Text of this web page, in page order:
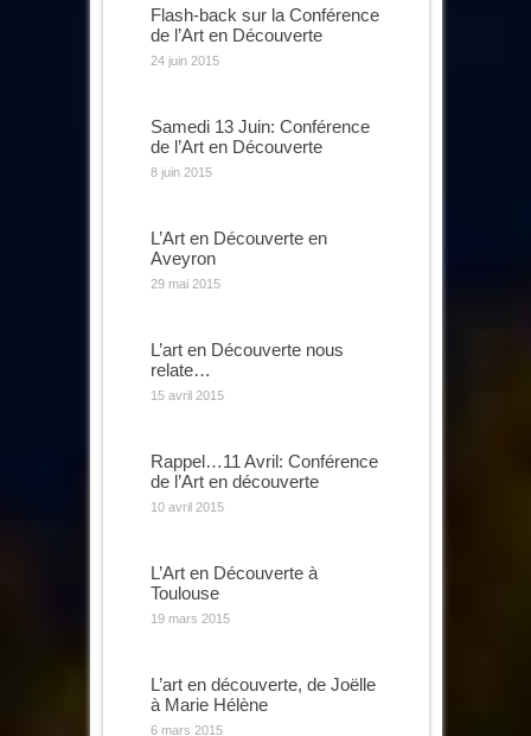
Flash-back sur la Conférence
de l’Art en Découverte
24 juin 2015
Samedi 13 Juin: Conférence
de l’Art en Découverte
8 juin 2015
L’Art en Découverte en
Aveyron
29 mai 2015
L’art en Découverte nous
relate…
15 avril 2015
Rappel…11 Avril: Conférence
de l’Art en découverte
10 avril 2015
L’Art en Découverte à
Toulouse
19 mars 2015
L’art en découverte, de Joëlle
à Marie Hélène
6 mars 2015